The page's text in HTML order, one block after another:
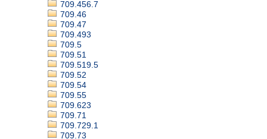
709.456.7
709.46
709.47
709.493
709.5
709.51
709.519.5
709.52
709.54
709.55
709.623
709.71
709.729.1
709.73